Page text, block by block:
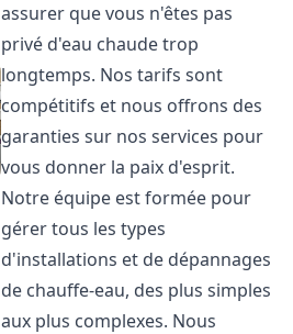
assurer que vous n'êtes pas
privé d'eau chaude trop
longtemps. Nos tarifs sont
compétitifs et nous offrons des
garanties sur nos services pour
vous donner la paix d'esprit.
Notre équipe est formée pour
gérer tous les types
d'installations et de dépannages
de chauffe-eau, des plus simples
aux plus complexes. Nous